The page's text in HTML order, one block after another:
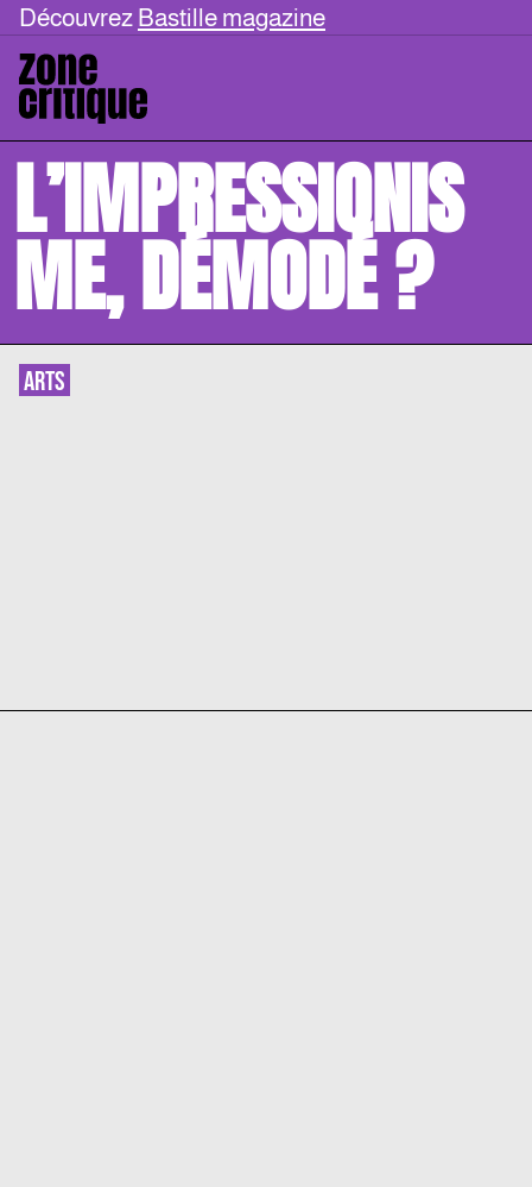
Découvrez Bastille magazine
L’IMPRESSIONIS
ME, DÉMODÉ ?
ARTS